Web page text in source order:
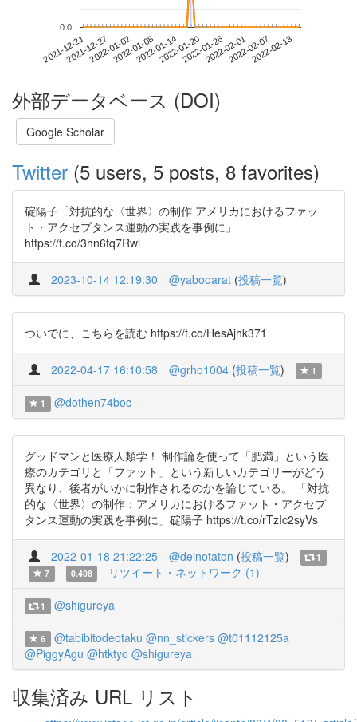
2021-12-212021-12-272022-01-022022-01-082022-01-142022-01-202022-01-262022-02-012022-02-072022-02-13
0.0
外部データベース (DOI)
Google Scholar
Twitter (5 users, 5 posts, 8 favorites)
碇陽子「対抗的な〈世界〉の制作 アメリカにおけるファッ
ト・アクセプタンス運動の実践を事例に」
https://t.co/3hn6tq7Rwl
2023-10-14 12:19:30 @yabooarat (投稿一覧)
ついでに、こちらを読む https://t.co/HesAjhk371
2022-04-17 16:10:58 @grho1004 (投稿一覧) 1
1 @dothen74boc
グッドマンと医療人類学！ 制作論を使って「肥満」という医
療のカテゴリと「ファット」という新しいカテゴリーがどう
異なり、後者がいかに制作されるのかを論じている。 「対抗
的な〈世界〉の制作：アメリカにおけるファット・アクセプ
タンス運動の実践を事例に」碇陽子 https://t.co/rTzIc2syVs
2022-01-18 21:22:25 @deinotaton (投稿一覧)
1
7
0.408 リツイート・ネットワーク (1)
1 @shigureya
6 @tabibitodeotaku @nn_stickers @t01112125a
@PiggyAgu @htktyo @shigureya
収集済み URL リスト